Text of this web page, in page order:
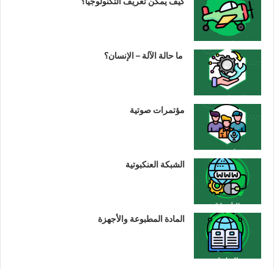
ما حالة الآلة – الإنسان؟
مؤتمرات صوتية
الشبكة العنكبوتية
المادة المطبوعة والأجهزة